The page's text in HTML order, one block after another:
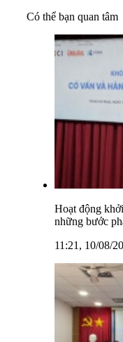
Có thể bạn quan tâm
Hoạt động
những bước
11:21, 10/08/